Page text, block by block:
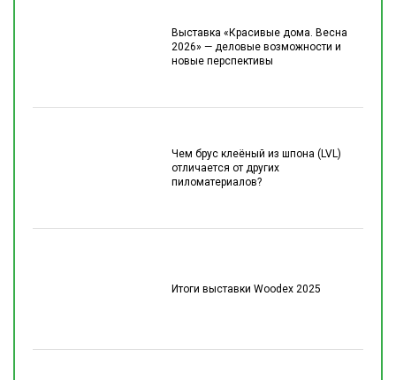
Выставка «Красивые дома. Весна
2026» — деловые возможности и
новые перспективы
Чем брус клеёный из шпона (LVL)
отличается от других
пиломатериалов?
Итоги выставки Woodex 2025